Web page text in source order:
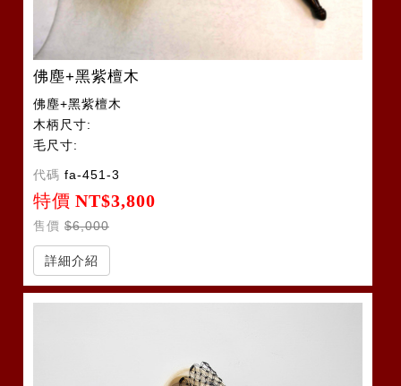
佛塵+黑紫檀木
佛塵+黑紫檀木
木柄尺寸:
毛尺寸:
代碼 fa-451-3
特價 NT$3,800
售價 $6,000
詳細介紹